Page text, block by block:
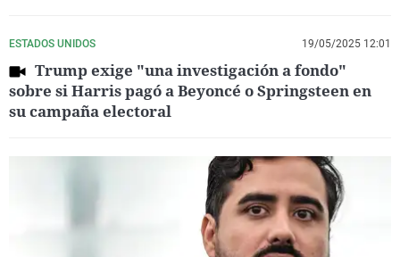
ESTADOS UNIDOS 19/05/2025 12:01
Trump exige "una investigación a fondo"
sobre si Harris pagó a Beyoncé o Springsteen en
su campaña electoral